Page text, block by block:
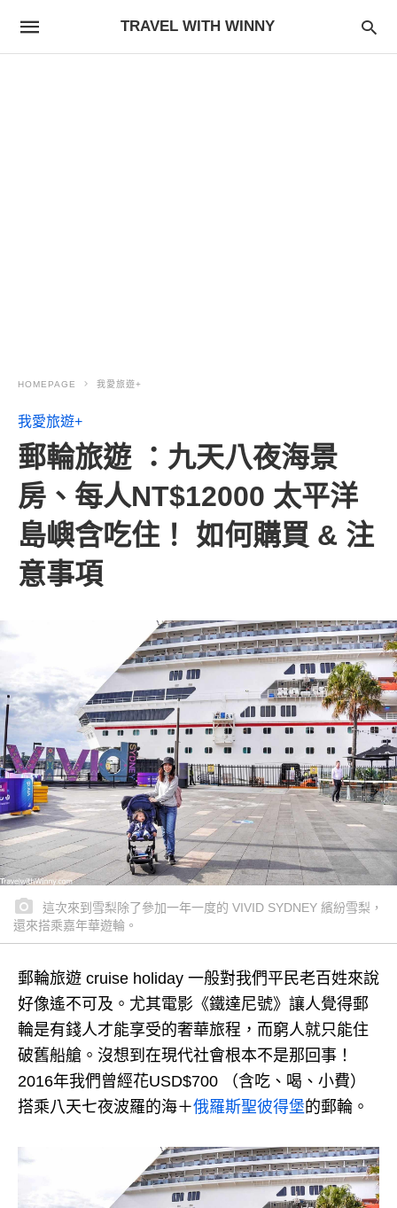
TRAVEL WITH WINNY
HOMEPAGE 我愛旅遊+
我愛旅遊+
郵輪旅遊 ：九天八夜海景
房、每人NT$12000 太平洋
島嶼含吃住！ 如何購買 & 注
意事項
這次來到雪梨除了參加一年一度的 VIVID SYDNEY 繽紛雪梨，
還來搭乘嘉年華遊輪。
郵輪旅遊 cruise holiday 一般對我們平民老百姓來說
好像遙不可及。 尤其電影《鐵達尼號》讓人覺得郵
輪是有錢人才能享受的奢華旅程，而窮人就只能住
破舊船艙。 沒想到在現代社會根本不是那回事！
2016年我們曾經花USD$700 （含吃、喝、小費）
搭乘八天七夜波羅的海＋俄羅斯聖彼得堡的郵輪。